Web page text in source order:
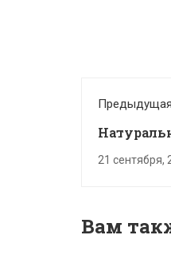
своими
21 сентября,
Вам